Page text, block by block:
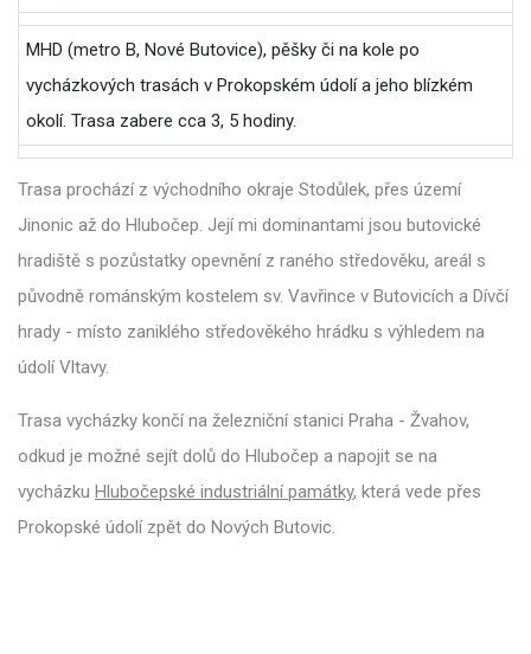
MHD (metro B, Nové Butovice), pěšky či na kole po
vycházkových trasách v Prokopském údolí a jeho blízkém
okolí. Trasa zabere cca 3, 5 hodiny.
Trasa prochází z východního okraje Stodůlek, přes území
Jinonic až do Hlubočep. Její mi dominantami jsou butovické
hradiště s pozůstatky opevnění z raného středověku, areál s
původně románským kostelem sv. Vavřince v Butovicích a Dívčí
hrady - místo zaniklého středověkého hrádku s výhledem na
údolí Vltavy.
Trasa vycházky končí na železniční stanici Praha - Žvahov,
odkud je možné sejít dolů do Hlubočep a napojit se na
vycházku Hlubočepské industriální památky, která vede přes
Prokopské údolí zpět do Nových Butovic.